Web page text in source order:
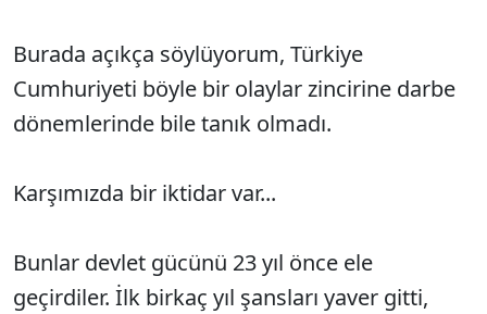
Burada açıkça söylüyorum, Türkiye
Cumhuriyeti böyle bir olaylar zincirine darbe
dönemlerinde bile tanık olmadı.
Karşımızda bir iktidar var...
Bunlar devlet gücünü 23 yıl önce ele
geçirdiler. İlk birkaç yıl şansları yaver gitti,